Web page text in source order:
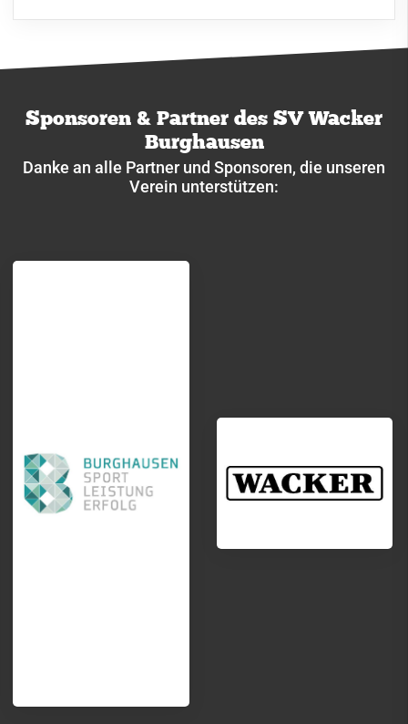
Sponsoren & Partner des SV Wacker
Burghausen
Danke an alle Partner und Sponsoren, die unseren
Verein unterstützen: